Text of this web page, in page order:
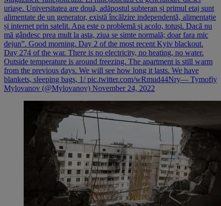
uriașe. Universitatea are două, adăpostul subteran și primul etaj sunt
alimentate de un generator, există încălzire independentă, alimentație
și internet prin satelit. Apa este o problemă și acolo, totuși. Dacă nu
mă gândesc prea mult la asta, ziua se simte normală; doar fara mic
dejun”. Good morning. Day 2 of the most recent Kyiv blackout.
Day 274 of the war. There is no electricity, no heating, no water.
Outside temperature is around freezing. The apartment is still warm
from the previous days. We will see how long it lasts. We have
blankets, sleeping bags, 1/ pic.twitter.com/wRmud44Nry— Tymofiy
Mylovanov (@Mylovanov) November 24, 2022